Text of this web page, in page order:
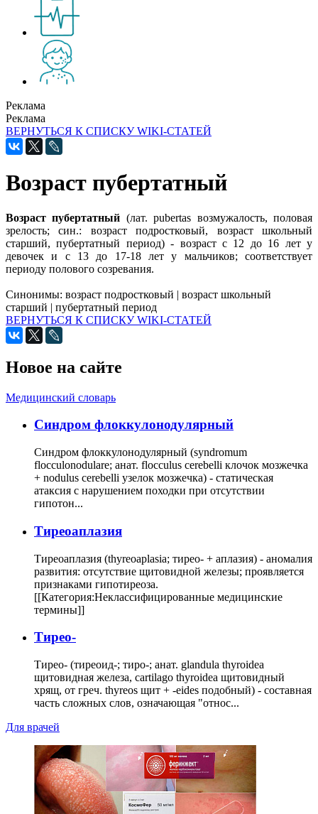
Реклама
Реклама
ВЕРНУТЬСЯ К СПИСКУ WIKI-СТАТЕЙ
Возраст пубертатный
Возраст пубертатный (лат. pubertas возмужалость, половая
зрелость; син.: возраст подростковый, возраст школьный
старший, пубертатный период) - возраст с 12 до 16 лет у
девочек и с 13 до 17-18 лет у мальчиков; соответствует
периоду полового созревания.
Синонимы: возраст подростковый | возраст школьный
старший | пубертатный период
ВЕРНУТЬСЯ К СПИСКУ WIKI-СТАТЕЙ
Новое на сайте
Медицинский словарь
Cиндром флоккулонодулярный
Синдром флоккулонодулярный (syndromum
flocculonodulare; анат. flocculus cerebelli клочок мозжечка
+ nodulus cerebelli узелок мозжечка) - статическая
атаксия с нарушением походки при отсутствии
гипотон...
Тиреоаплазия
Тиреоаплазия (thyreoaplasia; тирео- + аплазия) - аномалия
развития: отсутствие щитовидной железы; проявляется
признаками гипотиреоза.
[[Категория:Неклассифицированные медицинские
термины]]
Тирео-
Тирео- (тиреоид-; тиро-; анат. glandula thyroidea
щитовидная железа, cartilago thyroidea щитовидный
хрящ, от греч. thyreos щит + -eides подобный) - составная
часть сложных слов, означающая "относ...
Для врачей